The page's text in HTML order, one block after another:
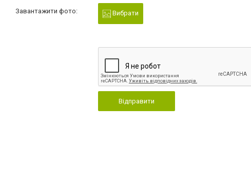
Завантажити фото: Вибрати
Відправити